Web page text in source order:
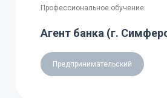
Профессиональное обучение
Агент банка (г.
Предпринимательский